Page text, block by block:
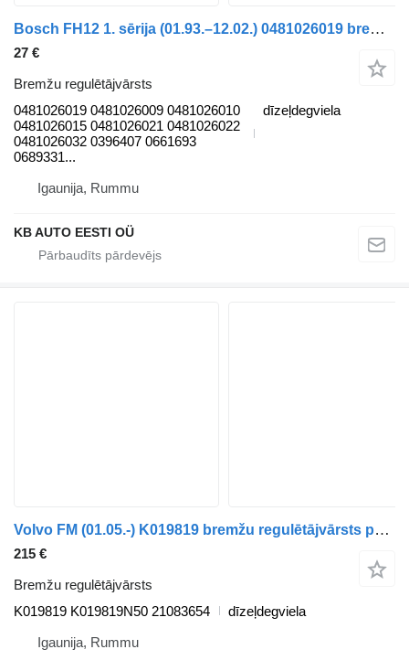
Bosch FH12 1. sērija (01.93.–12.02.) 0481026019 bremžu regulētājvārsts paredzēts Volvo FH12, FH16, NH12, FH, VNL780 (1993-2014) kravas automašīnas
27 €
Bremžu regulētājvārsts
0481026019 0481026009 0481026010
0481026015 0481026021 0481026022
0481026032 0396407 0661693
0689331...
dīzeļdegviela
Igaunija, Rummu
KB AUTO EESTI OÜ
Volvo FM (01.05.-) K019819 bremžu regulētājvārsts paredzēts Volvo FM7-FM12, FM, FMX (1998-2014) kravas automašīnas
215 €
Bremžu regulētājvārsts
K019819 K019819N50 21083654
dīzeļdegviela
Igaunija, Rummu